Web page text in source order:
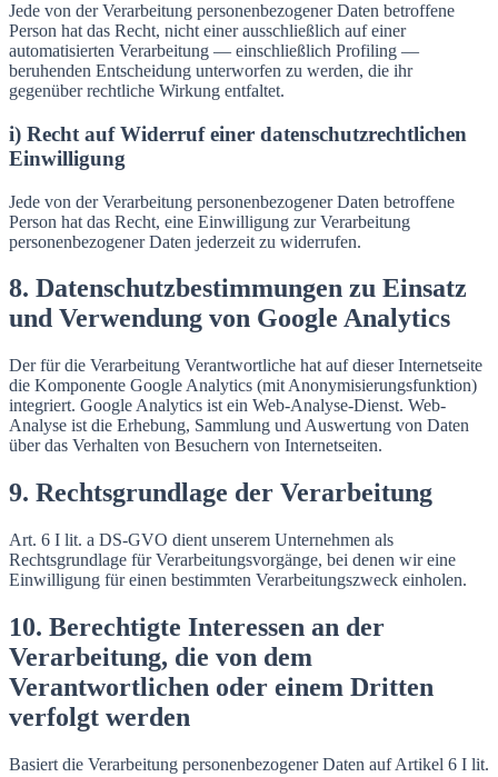
Jede von der Verarbeitung personenbezogener Daten betroffene
Person hat das Recht, nicht einer ausschließlich auf einer
automatisierten Verarbeitung — einschließlich Profiling —
beruhenden Entscheidung unterworfen zu werden, die ihr
gegenüber rechtliche Wirkung entfaltet.
i) Recht auf Widerruf einer datenschutzrechtlichen
Einwilligung
Jede von der Verarbeitung personenbezogener Daten betroffene
Person hat das Recht, eine Einwilligung zur Verarbeitung
personenbezogener Daten jederzeit zu widerrufen.
8. Datenschutzbestimmungen zu Einsatz
und Verwendung von Google Analytics
Der für die Verarbeitung Verantwortliche hat auf dieser Internetseite
die Komponente Google Analytics (mit Anonymisierungsfunktion)
integriert. Google Analytics ist ein Web-Analyse-Dienst. Web-
Analyse ist die Erhebung, Sammlung und Auswertung von Daten
über das Verhalten von Besuchern von Internetseiten.
9. Rechtsgrundlage der Verarbeitung
Art. 6 I lit. a DS-GVO dient unserem Unternehmen als
Rechtsgrundlage für Verarbeitungsvorgänge, bei denen wir eine
Einwilligung für einen bestimmten Verarbeitungszweck einholen.
10. Berechtigte Interessen an der
Verarbeitung, die von dem
Verantwortlichen oder einem Dritten
verfolgt werden
Basiert die Verarbeitung personenbezogener Daten auf Artikel 6 I lit.